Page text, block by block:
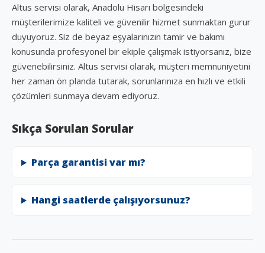
Altus servisi olarak, Anadolu Hisarı bölgesindeki
müşterilerimize kaliteli ve güvenilir hizmet sunmaktan gurur
duyuyoruz. Siz de beyaz eşyalarınızın tamir ve bakımı
konusunda profesyonel bir ekiple çalışmak istiyorsanız, bize
güvenebilirsiniz. Altus servisi olarak, müşteri memnuniyetini
her zaman ön planda tutarak, sorunlarınıza en hızlı ve etkili
çözümleri sunmaya devam ediyoruz.
Sıkça Sorulan Sorular
Parça garantisi var mı?
Hangi saatlerde çalışıyorsunuz?